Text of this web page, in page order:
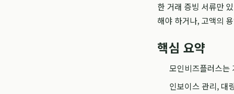
한 거래 증빙 서류만
해야 하거나, 고액의
핵심 요약
모인비즈플러스는
인보이스 관리, 대